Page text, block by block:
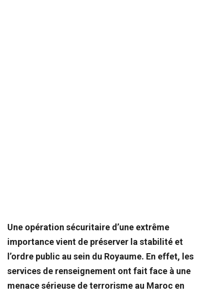
Une opération sécuritaire d’une extrême
importance vient de préserver la stabilité et
l’ordre public au sein du Royaume. En effet, les
services de renseignement ont fait face à une
menace sérieuse de terrorisme au Maroc en